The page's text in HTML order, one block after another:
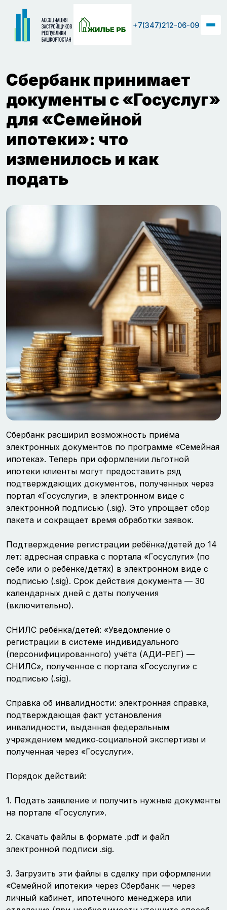
+7(347)212-06-09
Сбербанк принимает
документы с «Госуслуг»
для «Семейной
ипотеки»: что
изменилось и как
подать
Сбербанк расширил возможность приёма
электронных документов по программе «Семейная
ипотека». Теперь при оформлении льготной
ипотеки клиенты могут предоставить ряд
подтверждающих документов, полученных через
портал «Госуслуги», в электронном виде с
электронной подписью (.sig). Это упрощает сбор
пакета и сокращает время обработки заявок.
Подтверждение регистрации ребёнка/детей до 14
лет: адресная справка с портала «Госуслуги» (по
себе или о ребёнке/детях) в электронном виде с
подписью (.sig). Срок действия документа — 30
календарных дней с даты получения
(включительно).
СНИЛС ребёнка/детей: «Уведомление о
регистрации в системе индивидуального
(персонифицированного) учёта (АДИ-РЕГ) —
СНИЛС», полученное с портала «Госуслуги» с
подписью (.sig).
Справка об инвалидности: электронная справка,
подтверждающая факт установления
инвалидности, выданная федеральным
учреждением медико‑социальной экспертизы и
полученная через «Госуслуги».
Порядок действий:
1. Подать заявление и получить нужные документы
на портале «Госуслуги».
2. Скачать файлы в формате .pdf и файл
электронной подписи .sig.
3. Загрузить эти файлы в сделку при оформлении
«Семейной ипотеки» через Сбербанк — через
личный кабинет, ипотечного менеджера или